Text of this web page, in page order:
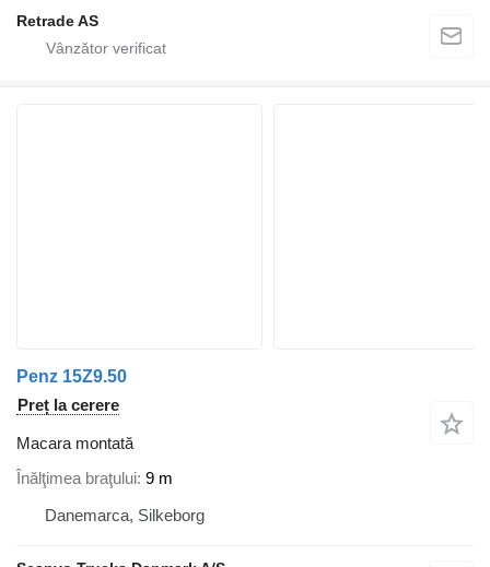
Retrade AS
Penz 15Z9.50
Preț la cerere
Macara montată
Înălţimea braţului 9 m
Danemarca, Silkeborg